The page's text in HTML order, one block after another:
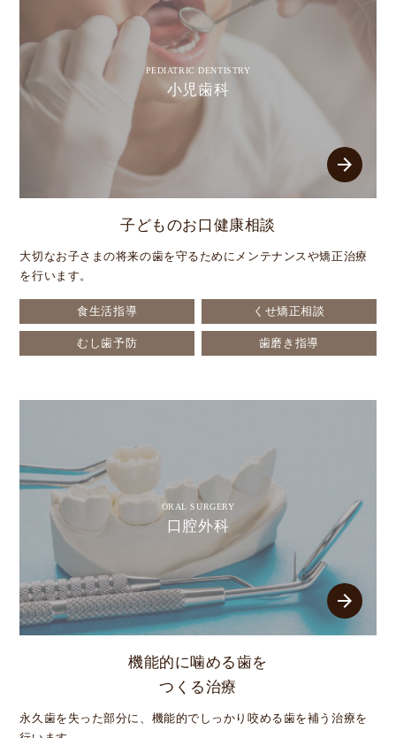
PEDIATRIC DENTISTRY
小児歯科
arrow_forward
子どものお口健康相談
大切なお子さまの将来の歯を守るためにメンテナンスや矯正治療
を行います。
食生活指導 くせ矯正相談
むし歯予防 歯磨き指導
ORAL SURGERY
口腔外科
arrow_forward
機能的に噛める歯を
つくる治療
永久歯を失った部分に、機能的でしっかり咬める歯を補う治療を